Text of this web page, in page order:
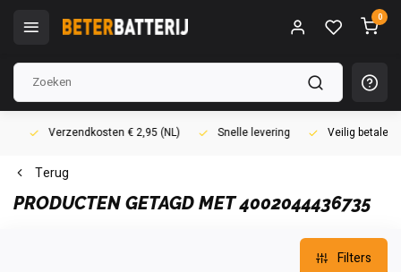
0
Verzendkosten € 2,95 (NL) Snelle levering Veilig betalen
Terug
PRODUCTEN GETAGD MET 4002044436735
Filters